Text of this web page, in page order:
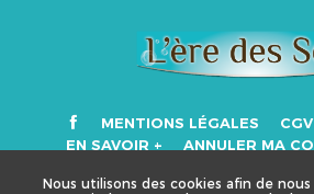
Nous utilisons des cookies afin de
MENTIONS LÉGALES CGV
EN SAVOIR +
ANNULER MA